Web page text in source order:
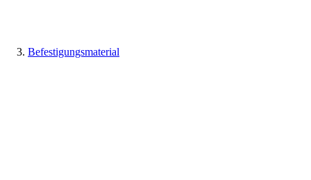
Befestigungsmaterial